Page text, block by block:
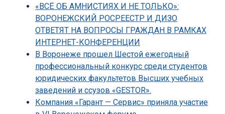
«ВСЁ ОБ АМНИСТИЯХ И НЕ ТОЛЬКО»:
ВОРОНЕЖСКИЙ РОСРЕЕСТР И ДИЗО
ОТВЕТЯТ НА ВОПРОСЫ ГРАЖДАН В РАМКАХ
ИНТЕРНЕТ-КОНФЕРЕНЦИИ
В Воронеже прошел Шестой ежегодный
профессиональный конкурс среди студентов
юридических факультетов Высших учебных
заведений и ссузов «GESTOR».
Компания «Гарант — Сервис» приняла участие